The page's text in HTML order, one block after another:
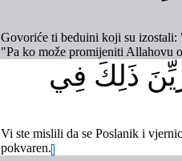
Govoriće ti beduini koji su izostali:
"Pa ko može promijeniti Allahovu
ذَلِكَ فِي
Vi ste mislili da se Poslanik i
pokvaren.